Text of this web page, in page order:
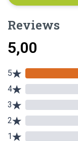
Reviews